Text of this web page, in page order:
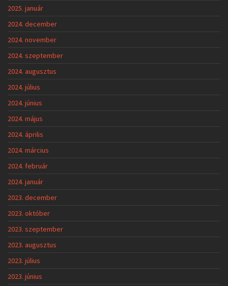
2025. január
2024. december
2024. november
2024. szeptember
2024. augusztus
2024. július
2024. június
2024. május
2024. április
2024. március
2024. február
2024. január
2023. december
2023. október
2023. szeptember
2023. augusztus
2023. július
2023. június